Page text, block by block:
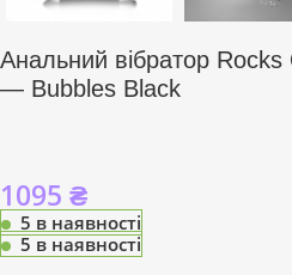
Анальний вібратор
— Bubbles Black
1095 ₴
5 в наявності
5 в наявності